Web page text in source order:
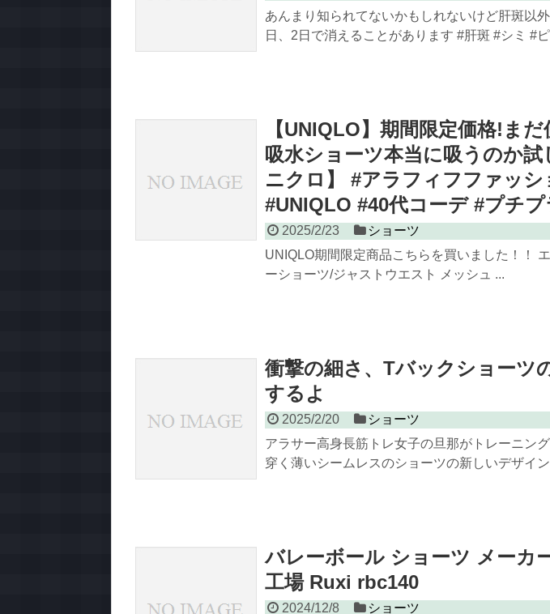
あんまり知られてないかもしれないけど肝斑以
日、2日で消えることがあります #肝斑 #シミ #
【UNIQLO】期間限定価格!ま
吸水ショーツ本当に吸うのか
ニクロ】 #アラフィフファッシ
#UNIQLO #40代コーデ #プチプ
2025/2/23
ショーツ
UNIQLO期間限定商品こちらを買いました！！
ーショーツ/ジャストウエスト メッシュ ...
衝撃の細さ、Tバックショーツ
するよ
2025/2/20
ショーツ
アラサー高身長筋トレ女子の旦那がトレーニン
穿く薄いシームレスのショーツの新しいデザイ
バレーボール ショーツ メーカ
工場 Ruxi rbc140
2024/12/8
ショーツ